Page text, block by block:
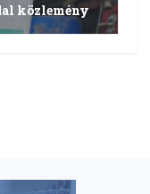
közlemény